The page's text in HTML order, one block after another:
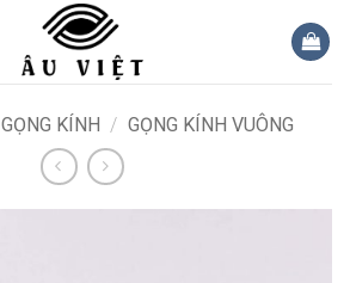
GỌNG KÍNH / GỌNG KÍNH VUÔNG